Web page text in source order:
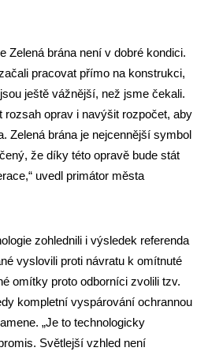
Zelená brána není v dobré kondici.
pracovat přímo na konstrukci,
ještě vážnější, než jsme čekali.
rozsah oprav i navýšit rozpočet, aby
Zelená brána je nejcennější symbol
že díky této opravě bude stát
uvedl primátor města
zohlednili i výsledek referenda
vyslovili proti návratu k omítnuté
omítky proto odborníci zvolili tzv.
kompletní vyspárování ochrannou
„Je to technologicky
Světlejší vzhled není